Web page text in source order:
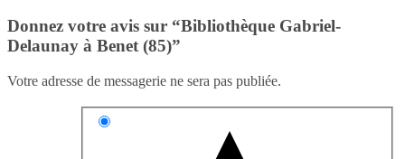
Donnez votre avis sur “Bibliothèque Gabriel-
Delaunay à Benet (85)”
Votre adresse de messagerie ne sera pas publiée.